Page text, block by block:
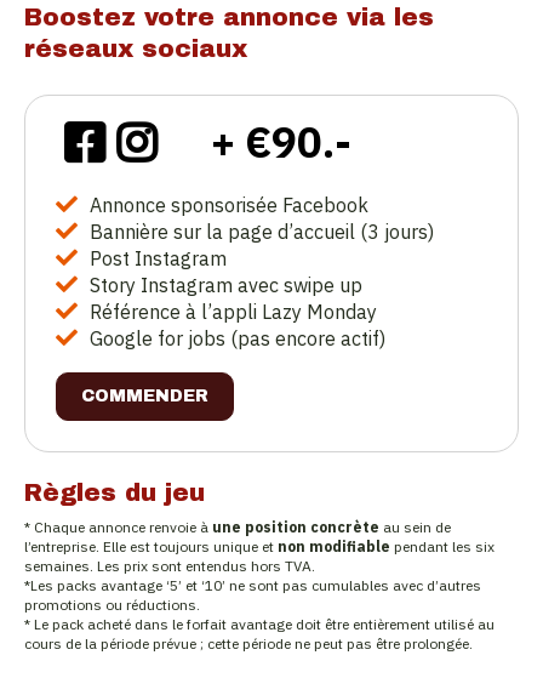
Boostez votre annonce via les
réseaux sociaux
+ €90.-
Annonce sponsorisée Facebook
Bannière sur la page d’accueil (3 jours)
Post Instagram
Story Instagram avec swipe up
Référence à l’appli Lazy Monday
Google for jobs (pas encore actif)
COMMENDER
Règles du jeu
* Chaque annonce renvoie à une position concrète au sein de
l’entreprise. Elle est toujours unique et non modifiable pendant les six
semaines. Les prix sont entendus hors TVA.
*Les packs avantage ‘5’ et ‘10’ ne sont pas cumulables avec d’autres
promotions ou réductions.
* Le pack acheté dans le forfait avantage doit être entièrement utilisé au
cours de la période prévue ; cette période ne peut pas être prolongée.